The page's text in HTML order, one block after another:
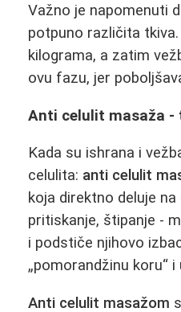
Važno je napomenuti
potpuno različita
kilograma, a zatim
ovu fazu, jer
Anti celulit masaža -
Kada su ishrana i
celulita: anti celulit
koja direktno deluje
pritiskanje, štipanje -
i podstiče njihovo
„pomorandžinu koru“
Anti celulit masažom